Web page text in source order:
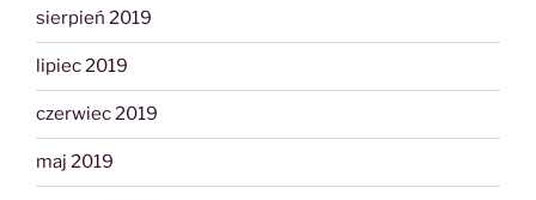
sierpień 2019
lipiec 2019
czerwiec 2019
maj 2019